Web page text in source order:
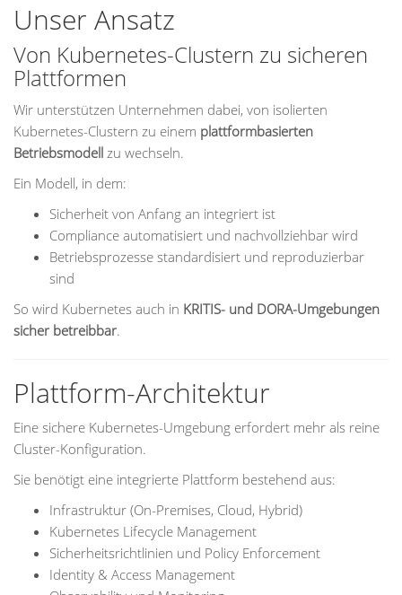
Unser Ansatz
Von Kubernetes-Clustern zu sicheren
Plattformen
Wir unterstützen Unternehmen dabei, von isolierten
Kubernetes-Clustern zu einem plattformbasierten
Betriebsmodell zu wechseln.
Ein Modell, in dem:
Sicherheit von Anfang an integriert ist
Compliance automatisiert und nachvollziehbar wird
Betriebsprozesse standardisiert und reproduzierbar
sind
So wird Kubernetes auch in KRITIS- und DORA-Umgebungen
sicher betreibbar.
Plattform-Architektur
Eine sichere Kubernetes-Umgebung erfordert mehr als reine
Cluster-Konfiguration.
Sie benötigt eine integrierte Plattform bestehend aus:
Infrastruktur (On-Premises, Cloud, Hybrid)
Kubernetes Lifecycle Management
Sicherheitsrichtlinien und Policy Enforcement
Identity & Access Management